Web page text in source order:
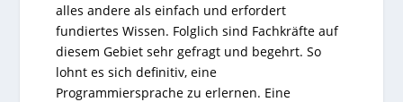
alles andere als einfach und erfordert
fundiertes Wissen. Folglich sind Fachkräfte auf
diesem Gebiet sehr gefragt und begehrt. So
lohnt es sich definitiv, eine
Programmiersprache zu erlernen. Eine